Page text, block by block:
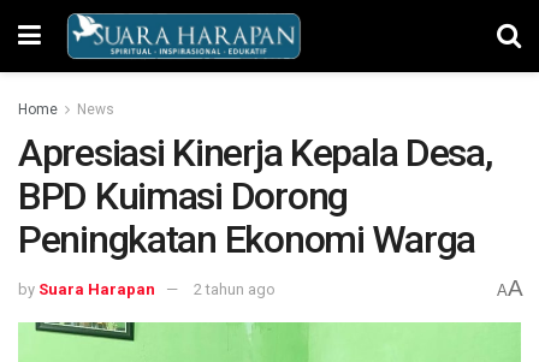
Home News
Apresiasi Kinerja Kepala Desa,
BPD Kuimasi Dorong
Peningkatan Ekonomi Warga
by Suara Harapan 2 tahun ago AA